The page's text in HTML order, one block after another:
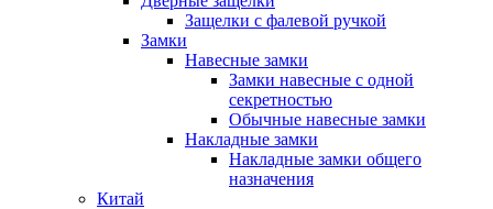
Защелки с фалевой ручкой
Замки
Навесные замки
Замки навесные с одной
секретностью
Обычные навесные замки
Накладные замки
Накладные замки общего
назначения
Китай